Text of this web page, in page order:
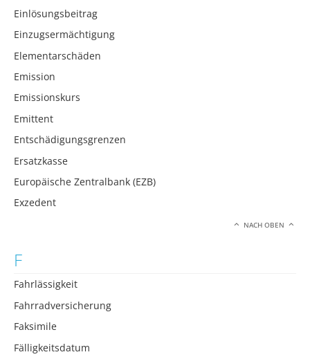
Einlösungsbeitrag
Einzugsermächtigung
Elementarschäden
Emission
Emissionskurs
Emittent
Entschädigungsgrenzen
Ersatzkasse
Europäische Zentralbank (EZB)
Exzedent
NACH OBEN
F
Fahrlässigkeit
Fahrradversicherung
Faksimile
Fälligkeitsdatum